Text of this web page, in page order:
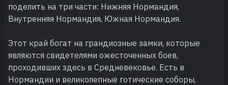
поделить на три части: Нижняя Нормандия,
Внутренняя Нормандия, Южная Нормандия.
Этот край богат на грандиозные замки, которые
являются свидетелями ожесточенных боев,
проходивших здесь в Средневековье. Есть в
Нормандии и великолепные готические соборы,